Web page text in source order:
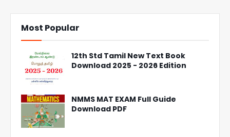
Most Popular
12th Std Tamil New Text Book
Download 2025 - 2026 Edition
NMMS MAT EXAM Full Guide
Download PDF